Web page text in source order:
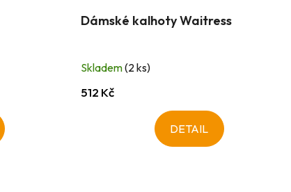
Dámské kalhoty Waitress
Skladem(2 ks)
512 Kč
DETAIL